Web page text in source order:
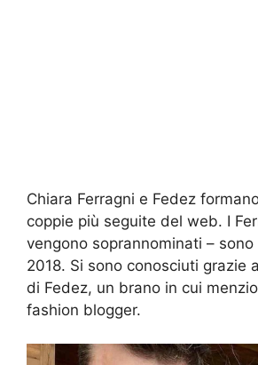
Chiara Ferragni e Fedez
coppie più seguite del web. I
vengono soprannominati –
2018. Si sono conosciuti grazie
di Fedez, un brano in cui
fashion blogger.